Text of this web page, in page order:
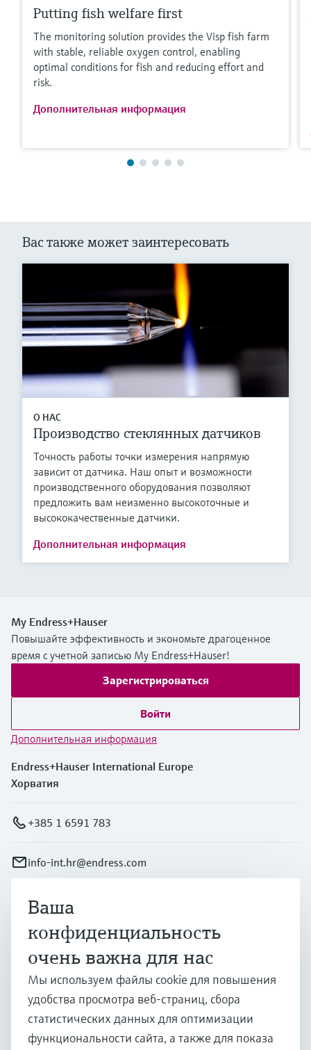
Putting fish welfare first
The monitoring solution provides the Visp fish farm
with stable, reliable oxygen control, enabling
optimal conditions for fish and reducing effort and
risk.
Дополнительная информация
Вас также может заинтересовать
О НАС
Производство стеклянных датчиков
Точность работы точки измерения напрямую
зависит от датчика. Наш опыт и возможности
производственного оборудования позволяют
предложить вам неизменно высокоточные и
высококачественные датчики.
Дополнительная информация
My Endress+Hauser
Повышайте эффективность и экономьте драгоценное
время с учетной записью My Endress+Hauser!
Зарегистрироваться
Войти
Дополнительная информация
Endress+Hauser International Europe
Хорватия
+385 1 6591 783
info-int.hr@endress.com
Продукты и услуги
Отрасли
Поддержка
Ваша
конфиденциальность
очень важна для нас
Мы используем файлы cookie для повышения
удобства просмотра веб-страниц, сбора
статистических данных для оптимизации
функциональности сайта, а также для показа